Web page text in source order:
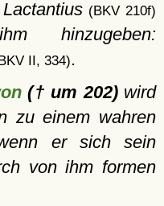
(BKV 210f)
hinzugeben:
II, 334).
(† um 202)wird
zu einem wahren
er sich sein
von ihm formen